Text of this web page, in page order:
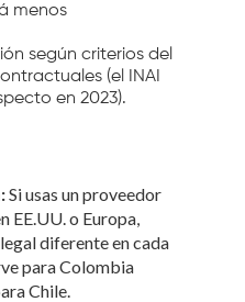
menos
según criterios del
(el INAI
en 2023).
Si usas un proveedor
EE.UU. o Europa,
diferente en cada
para Colombia
Chile.